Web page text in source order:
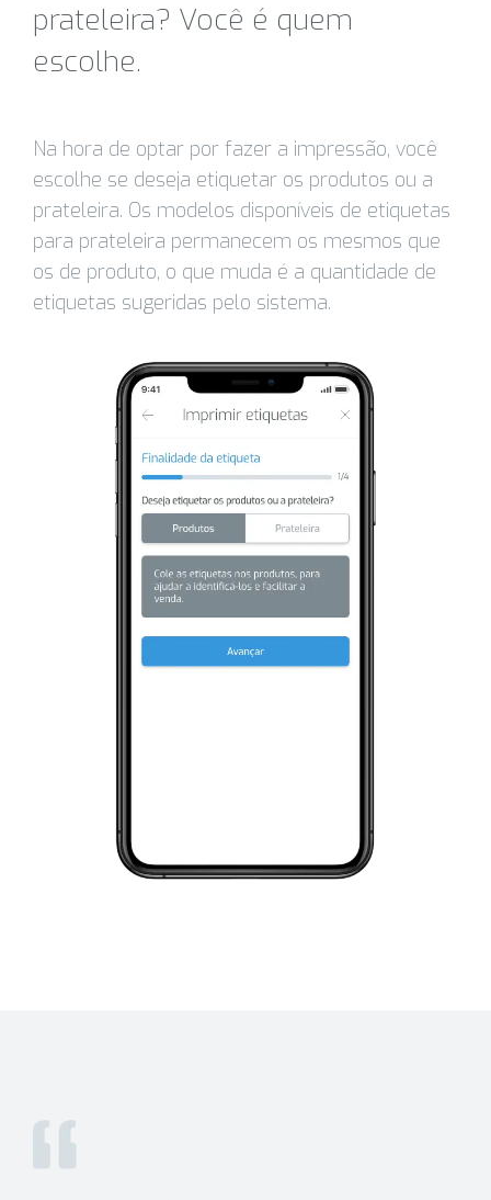
prateleira? Você é quem
escolhe.
Na hora de optar por fazer a impressão, você
escolhe se deseja etiquetar os produtos ou a
prateleira. Os modelos disponíveis de etiquetas
para prateleira permanecem os mesmos que
os de produto, o que muda é a quantidade de
etiquetas sugeridas pelo sistema.